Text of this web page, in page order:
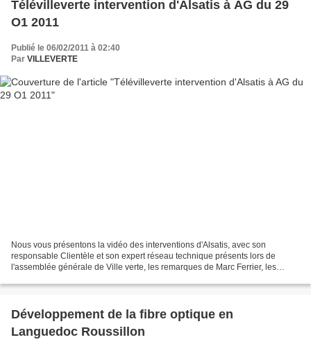
Télévilleverte intervention d'Alsatis à AG du 29
O1 2011
Publié le 06/02/2011 à 02:40
Par VILLEVERTE
Nous vous présentons la vidéo des interventions d'Alsatis, avec son
responsable Clientèle et son expert réseau technique présents lors de
l'assemblée générale de Ville verte, les remarques de Marc Ferrier, les
Développement de la fibre optique en
Languedoc Roussillon